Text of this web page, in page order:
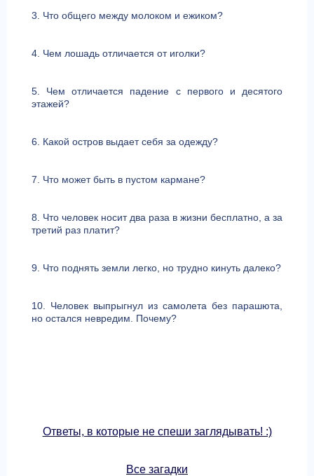
3. Что общего между молоком и ежиком?
4. Чем лошадь отличается от иголки?
5. Чем отличается падение с первого и десятого
этажей?
6. Какой остров выдает себя за одежду?
7. Что может быть в пустом кармане?
8. Что человек носит два раза в жизни бесплатно, а за
третий раз платит?
9. Что поднять земли легко, но трудно кинуть далеко?
10. Человек выпрыгнул из самолета без парашюта,
но остался невредим. Почему?
Ответы, в которые не спеши заглядывать! :)
Все загадки